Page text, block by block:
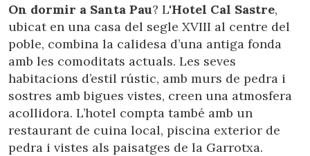
On dormir a Santa Pau? L'Hotel Cal Sastre,
ubicat en una casa del segle XVIII al centre del
poble, combina la calidesa d’una antiga fonda
amb les comoditats actuals. Les seves
habitacions d’estil rústic, amb murs de pedra i
sostres amb bigues vistes, creen una atmosfera
acollidora. L’hotel compta també amb un
restaurant de cuina local, piscina exterior de
pedra i vistes als paisatges de la Garrotxa.